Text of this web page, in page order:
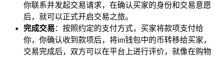
你联系并发起交易请求，在确认买家的身份和交易意愿
后，就可以正式开启交易之旅。
完成交易 ：按照约定的支付方式，买家将款项支付给
你，你确认收到款项后，将im钱包中的币转移给买家，
交易完成后，双方可以在平台上进行评价，就像在购物